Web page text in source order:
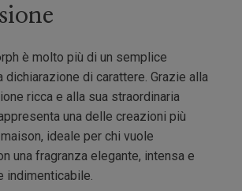
è molto più di un semplice
dichiarazione di carattere. Grazie alla
ricca e alla sua straordinaria
una delle creazioni più
ideale per chi vuole
una fragranza elegante, intensa e
indimenticabile.